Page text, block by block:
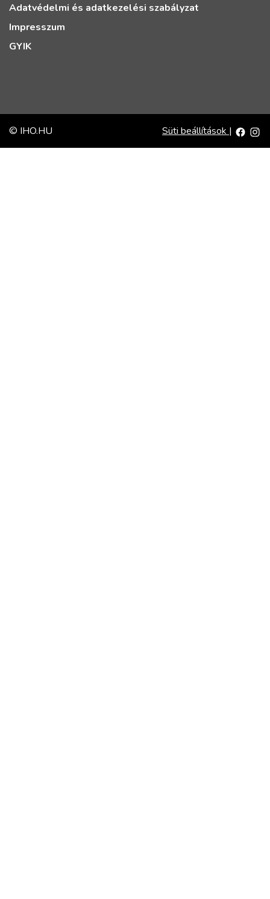
Adatvédelmi és adatkezelési szabályzat
Impresszum
GYIK
© IHO.HU Süti beállítások |